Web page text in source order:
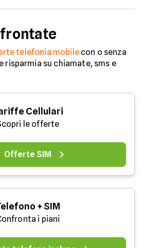
telefonia mobilecon o senza
risparmia su chiamate, sms e
Cellulari
le offerte
Offerte SIM
+ SIM
i piani